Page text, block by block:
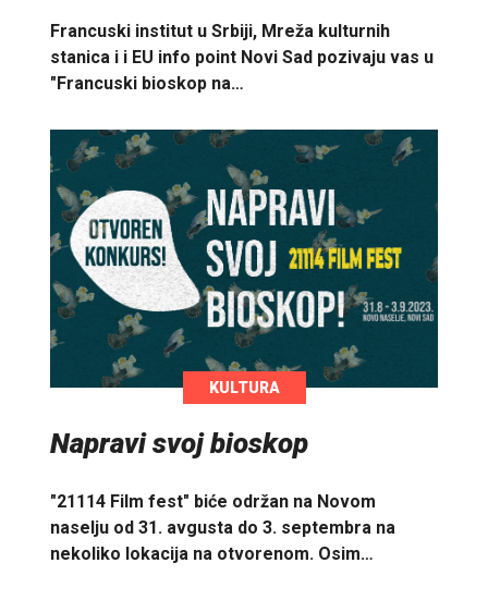
Francuski institut u Srbiji, Mreža kulturnih
stanica i i EU info point Novi Sad pozivaju vas u
"Francuski bioskop na…
KULTURA
Napravi svoj bioskop
"21114 Film fest" biće održan na Novom
naselju od 31. avgusta do 3. septembra na
nekoliko lokacija na otvorenom. Osim…